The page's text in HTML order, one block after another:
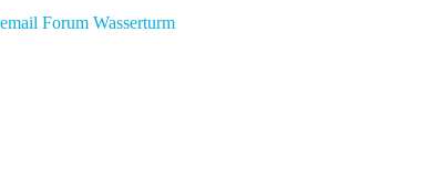
email Forum Wasserturm